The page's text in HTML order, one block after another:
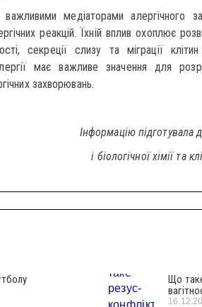
медіаторами алергічного
реакцій. Їхній вплив охоплює
секреції слизу та міграції
має важливе значення для
захворювань.
Інформацію підготувала
і біологічної хімії та
Що